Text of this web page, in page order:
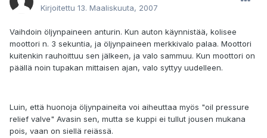
Kirjoitettu 13. Maaliskuuta, 2007
Vaihdoin öljynpaineen anturin. Kun auton käynnistää, kolisee
moottori n. 3 sekuntia, ja öljynpaineen merkkivalo palaa. Moottori
kuitenkin rauhoittuu sen jälkeen, ja valo sammuu. Kun moottori on
päällä noin tupakan mittaisen ajan, valo syttyy uudelleen.
Luin, että huonoja öljynpaineita voi aiheuttaa myös "oil pressure
relief valve" Avasin sen, mutta se kuppi ei tullut jousen mukana
pois, vaan on siellä reiässä.